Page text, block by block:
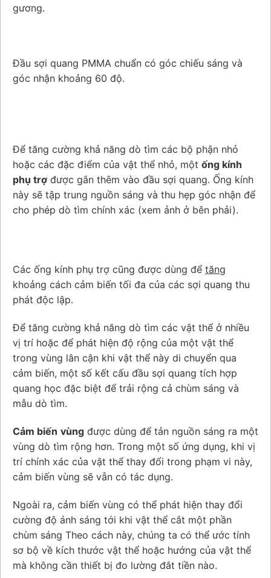
gương.
Đầu sợi quang PMMA chuẩn có góc chiếu sáng và
góc nhận khoảng 60 độ.
Để tăng cường khả năng dò tìm các bộ phận nhỏ
hoặc các đặc điểm của vật thể nhỏ, một ống kính
phụ trợ được gắn thêm vào đầu sợi quang. Ống kính
này sẽ tập trung nguồn sáng và thu hẹp góc nhận để
cho phép dò tìm chính xác (xem ảnh ở bên phải).
Các ống kính phụ trợ cũng được dùng để tăng
khoảng cách cảm biến tối đa của các sợi quang thu
phát độc lập.
Để tăng cường khả năng dò tìm các vật thể ở nhiều
vị trí hoặc để phát hiện độ rộng của một vật thể
trong vùng lân cận khi vật thể này di chuyển qua
cảm biến, một số kết cấu đầu sợi quang tích hợp
quang học đặc biệt để trải rộng cả chùm sáng và
mẫu dò tìm.
Cảm biến vùng được dùng để tản nguồn sáng ra một
vùng dò tìm rộng hơn. Trong một số ứng dụng, khi vị
trí chính xác của vật thể thay đổi trong phạm vi này,
cảm biến vùng sẽ vẫn có tác dụng.
Ngoài ra, cảm biến vùng có thể phát hiện thay đổi
cường độ ánh sáng tới khi vật thể cắt một phần
chùm sáng Theo cách này, chúng ta có thể ước tính
sơ bộ về kích thước vật thể hoặc hướng của vật thể
mà không cần thiết bị đo lường đắt tiền nào.